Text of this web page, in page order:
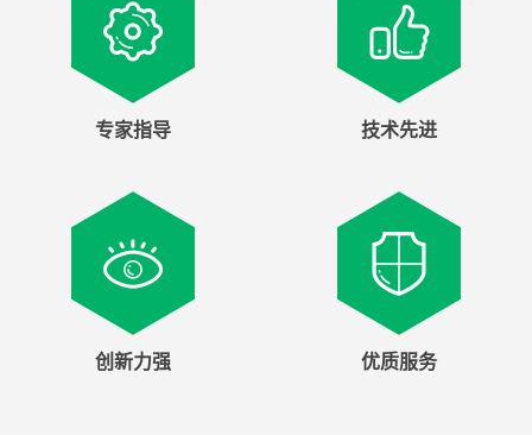
专家指导 技术先进
创新力强 优质服务